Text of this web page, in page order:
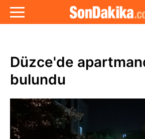
Düzce'de
bulundu